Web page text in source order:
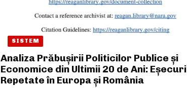
SISTEM
Analiza Prăbușirii Politicilor Publice și
Economice din Ultimii 20 de Ani: Eșecuri
Repetate în Europa și România